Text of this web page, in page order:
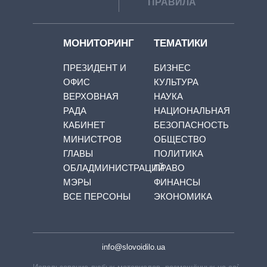
ПРАВИЛА
МОНИТОРИНГ
ПРЕЗИДЕНТ И
ОФИС
ВЕРХОВНАЯ
РАДА
КАБИНЕТ
МИНИСТРОВ
ГЛАВЫ
ОБЛАДМИНИСТРАЦИЙ
МЭРЫ
ВСЕ ПЕРСОНЫ
ТЕМАТИКИ
БИЗНЕС
КУЛЬТУРА
НАУКА
НАЦИОНАЛЬНАЯ
БЕЗОПАСНОСТЬ
ОБЩЕСТВО
ПОЛИТИКА
ПРАВО
ФИНАНСЫ
ЭКОНОМИКА
info@slovoidilo.ua